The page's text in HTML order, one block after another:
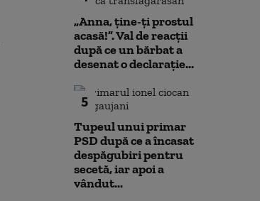
„Anna, ţine-ţi prostul
acasă!”. Val de reacții
după ce un bărbat a
desenat o declarație...
5
Tupeul unui primar
PSD după ce a încasat
despăgubiri pentru
secetă, iar apoi a
vândut...